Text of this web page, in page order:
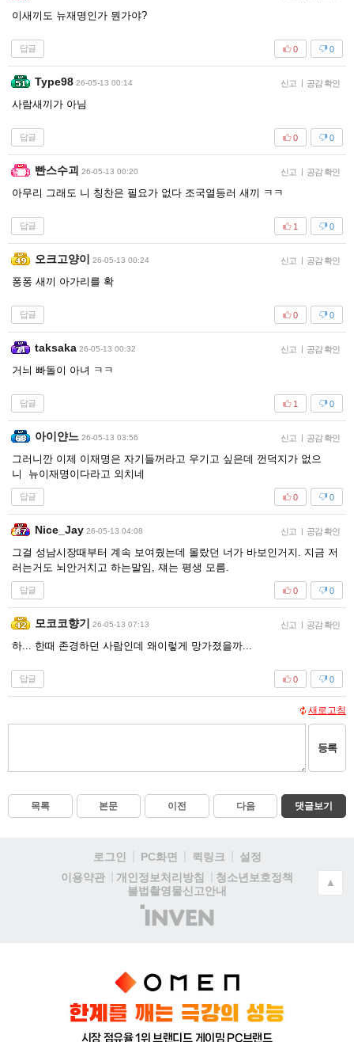
이새끼도 뉴재명인가 뭔가야?
답글 0
0
Type98 26-05-13 00:14 신고 | 공감 확인
사람새끼가 아님
답글 0
0
빤스수괴 26-05-13 00:20 신고 | 공감 확인
아무리 그래도 니 칭찬은 필요가 없다 조국열등러 새끼 ㅋㅋ
답글 0
1
오크고양이 26-05-13 00:24 신고 | 공감 확인
퐁퐁 새끼 아가리를 확
답글 0
0
taksaka 26-05-13 00:32 신고 | 공감 확인
거늬 빠돌이 아녀 ㅋㅋ
답글 0
1
아이얀느 26-05-13 03:56 신고 | 공감 확인
그러니깐 이제 이재명은 자기들꺼라고 우기고 싶은데 껀덕지가 없으
니 뉴이재명이다라고 외치네
답글 0
0
Nice_Jay 26-05-13 04:08 신고 | 공감 확인
그걸 성남시장때부터 계속 보여줬는데 몰랐던 너가 바보인거지. 지금 저
러는거도 뇌안거치고 하는말임, 쟤는 평생 모름.
답글 0
0
모코코향기 26-05-13 07:13 신고 | 공감 확인
하... 한때 존경하던 사람인데 왜이렇게 망가졌을까...
답글 0
0
새로고침
등록
목록 본문 이전 다음 댓글보기
로그인 PC화면 퀵링크
설정
이용약관
개인정보처리방침
청소년보호정책
불법촬영물신고안내
(주)
인
▲